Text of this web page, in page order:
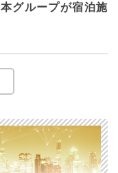
グループが宿泊施